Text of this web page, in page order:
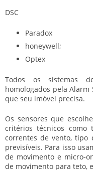
DSC
Paradox
honeywell;
Optex
Todos os sistemas
homologados pela
que seu imóvel precisa.
Os sensores que
critérios técnicos como
correntes de vento, tipo
previsíveis. Para isso
de movimento e micro-
de movimento para teto,